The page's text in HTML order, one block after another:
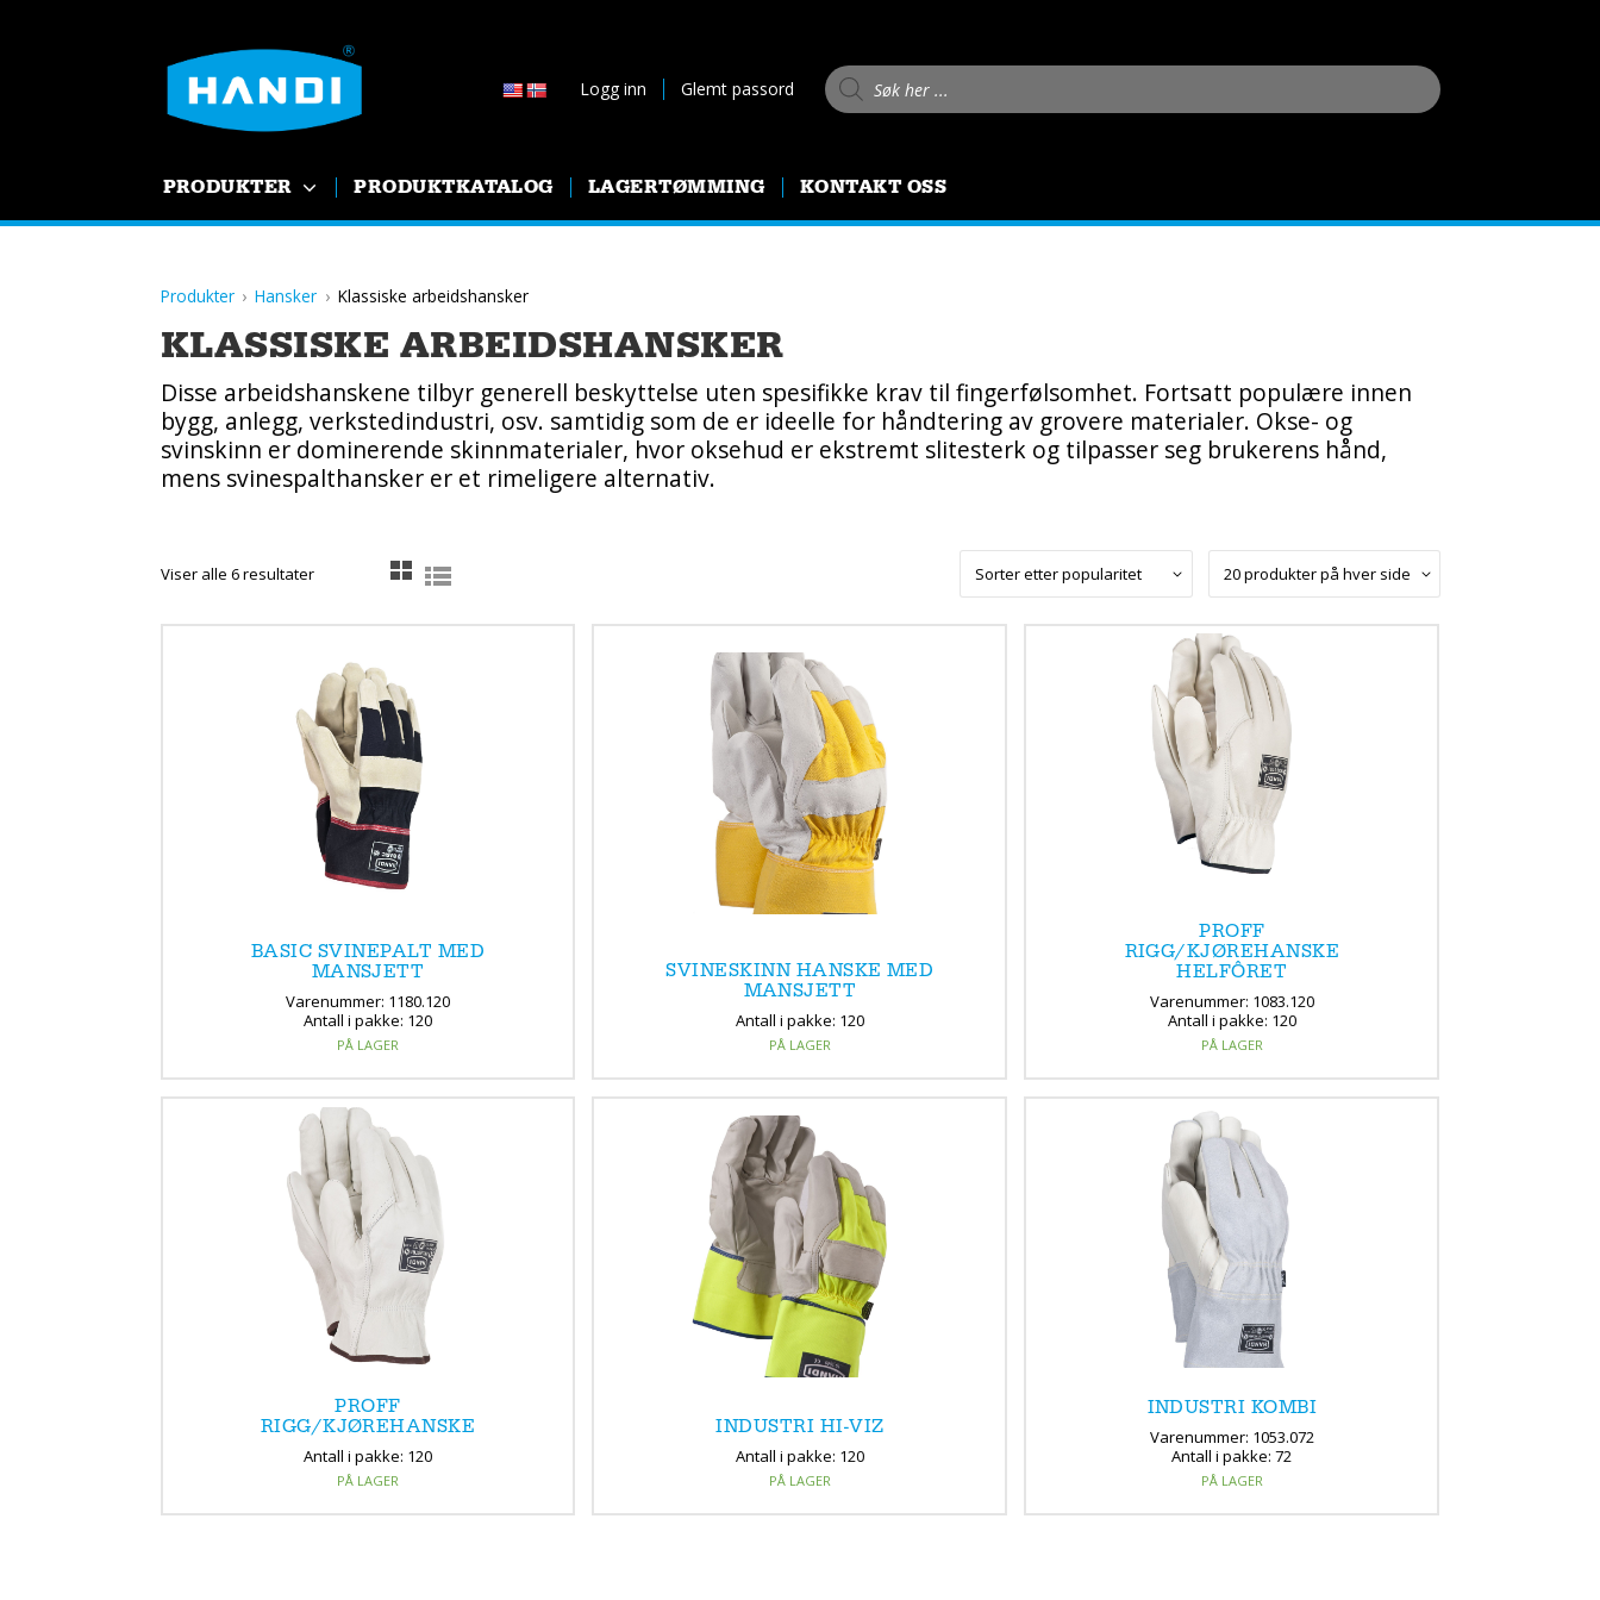
Logg inn Glemt passord
Products search
PRODUKTER PRODUKTKATALOG LAGERTØMMING KONTAKT OSS
Produkter Hansker Klassiske arbeidshansker
KLASSISKE ARBEIDSHANSKER
Disse arbeidshanskene tilbyr generell beskyttelse uten spesifikke krav til fingerfølsomhet. Fortsatt populære innen
bygg, anlegg, verkstedindustri, osv. samtidig som de er ideelle for håndtering av grovere materialer. Okse- og
svinskinn er dominerende skinnmaterialer, hvor oksehud er ekstremt slitesterk og tilpasser seg brukerens hånd,
mens svinespalthansker er et rimeligere alternativ.
Viser alle 6 resultaterSortert
BASIC SVINEPALT MED
MANSJETT
Varenummer: 1180.120
Antall i pakke: 120
PÅ LAGER
SVINESKINN HANSKE MED
MANSJETT
Antall i pakke: 120
PÅ LAGER
PROFF
RIGG/KJØREHANSKE
HELFÔRET
Varenummer: 1083.120
Antall i pakke: 120
PÅ LAGER
PROFF
RIGG/KJØREHANSKE
Antall i pakke: 120
PÅ LAGER
INDUSTRI HI-VIZ
Antall i pakke: 120
PÅ LAGER
INDUSTRI KOMBI
Varenummer: 1053.072
Antall i pakke: 72
PÅ LAGER